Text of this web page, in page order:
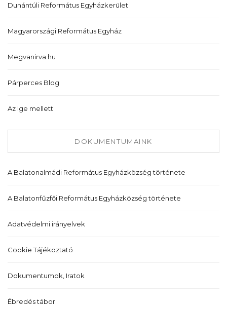
Dunántúli Református Egyházkerület
Magyarországi Református Egyház
Megvanirva.hu
Párperces Blog
Az Ige mellett
DOKUMENTUMAINK
A Balatonalmádi Református Egyházközség története
A Balatonfűzfői Református Egyházközség története
Adatvédelmi irányelvek
Cookie Tájékoztató
Dokumentumok, Iratok
Ébredés tábor